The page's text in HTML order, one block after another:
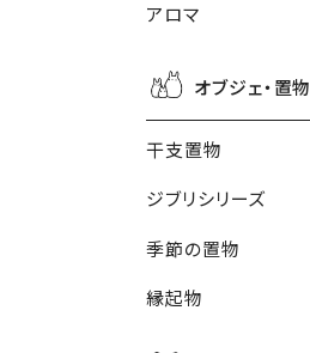
アロマ
オブジェ・置物
干支置物
ジブリシリーズ
季節の置物
縁起物